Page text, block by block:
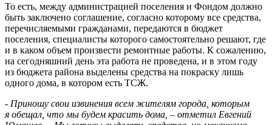
То есть, между администрацией поселения и Фондом должно
быть заключено соглашение, согласно которому все средства,
перечисляемыми гражданами, передаются в бюджет
поселения, специалисты которого самостоятельно решают, где
и в каком объем произвести ремонтные работы. К сожалению,
на сегодняшний день эта работа не проведена, и в этом году
из бюджета района выделены средства на покраску лишь
одного дома, в котором есть ТСЖ.
- Приношу свои извинения всем жителям города, которым
я обещал, что мы будем красить дома, – отметил Евгений